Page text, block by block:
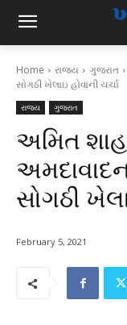
Home રાજ્ય ગુજરાત
સોગઠી ખેલાઇ હોવાની ચર્ચા
રાજ્ય ગુજરાત
અમિત
સોગઠી
February 5, 2021